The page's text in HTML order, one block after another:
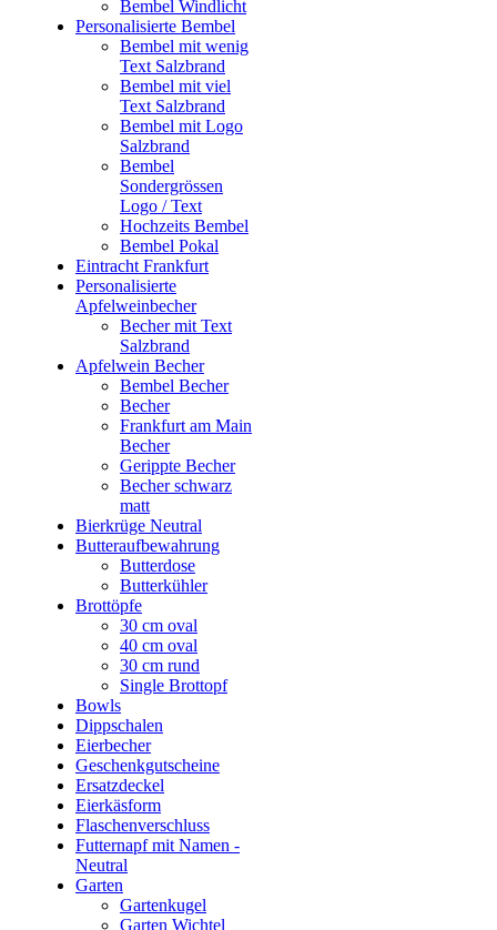
Bembel Windlicht
Personalisierte Bembel
Bembel mit wenig
Text Salzbrand
Bembel mit viel
Text Salzbrand
Bembel mit Logo
Salzbrand
Bembel
Sondergrössen
Logo / Text
Hochzeits Bembel
Bembel Pokal
Eintracht Frankfurt
Personalisierte
Apfelweinbecher
Becher mit Text
Salzbrand
Apfelwein Becher
Bembel Becher
Becher
Frankfurt am Main
Becher
Gerippte Becher
Becher schwarz
matt
Bierkrüge Neutral
Butteraufbewahrung
Butterdose
Butterkühler
Brottöpfe
30 cm oval
40 cm oval
30 cm rund
Single Brottopf
Bowls
Dippschalen
Eierbecher
Geschenkgutscheine
Ersatzdeckel
Eierkäsform
Flaschenverschluss
Futternapf mit Namen -
Neutral
Garten
Gartenkugel
Garten Wichtel